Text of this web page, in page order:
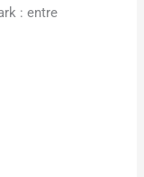
: entre